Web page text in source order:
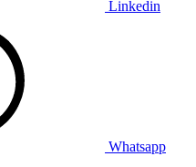
Linkedin
Whatsapp